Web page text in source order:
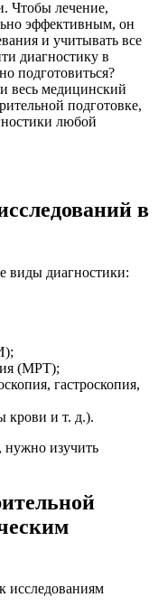
Чтобы лечение,
эффективным, он
и учитывать все
диагностику в
подготовиться?
весь медицинский
подготовке,
любой
в
виды диагностики:
(МРТ);
гастроскопия,
крови и т. д.).
нужно изучить
исследованиям